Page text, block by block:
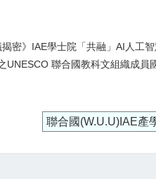
密》IAE學士院「共融」AI人工
UNESCO 聯合國教科文組織成員
聯合國(W.U.U)IAE產